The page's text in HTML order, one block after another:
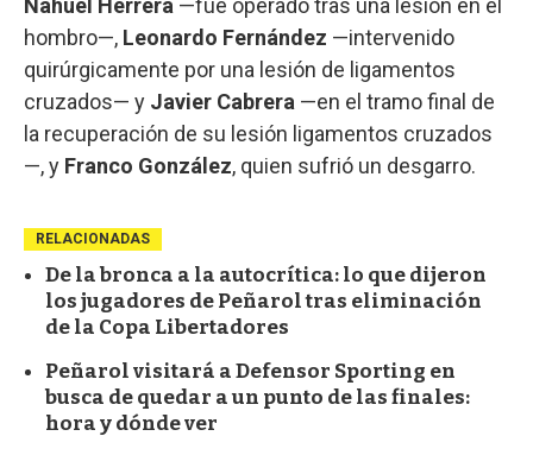
Nahuel Herrera —fue operado tras una lesión en el
hombro—, Leonardo Fernández —intervenido
quirúrgicamente por una lesión de ligamentos
cruzados— y Javier Cabrera —en el tramo final de
la recuperación de su lesión ligamentos cruzados
—, y Franco González, quien sufrió un desgarro.
RELACIONADAS
De la bronca a la autocrítica: lo que dijeron
los jugadores de Peñarol tras eliminación
de la Copa Libertadores
Peñarol visitará a Defensor Sporting en
busca de quedar a un punto de las finales:
hora y dónde ver